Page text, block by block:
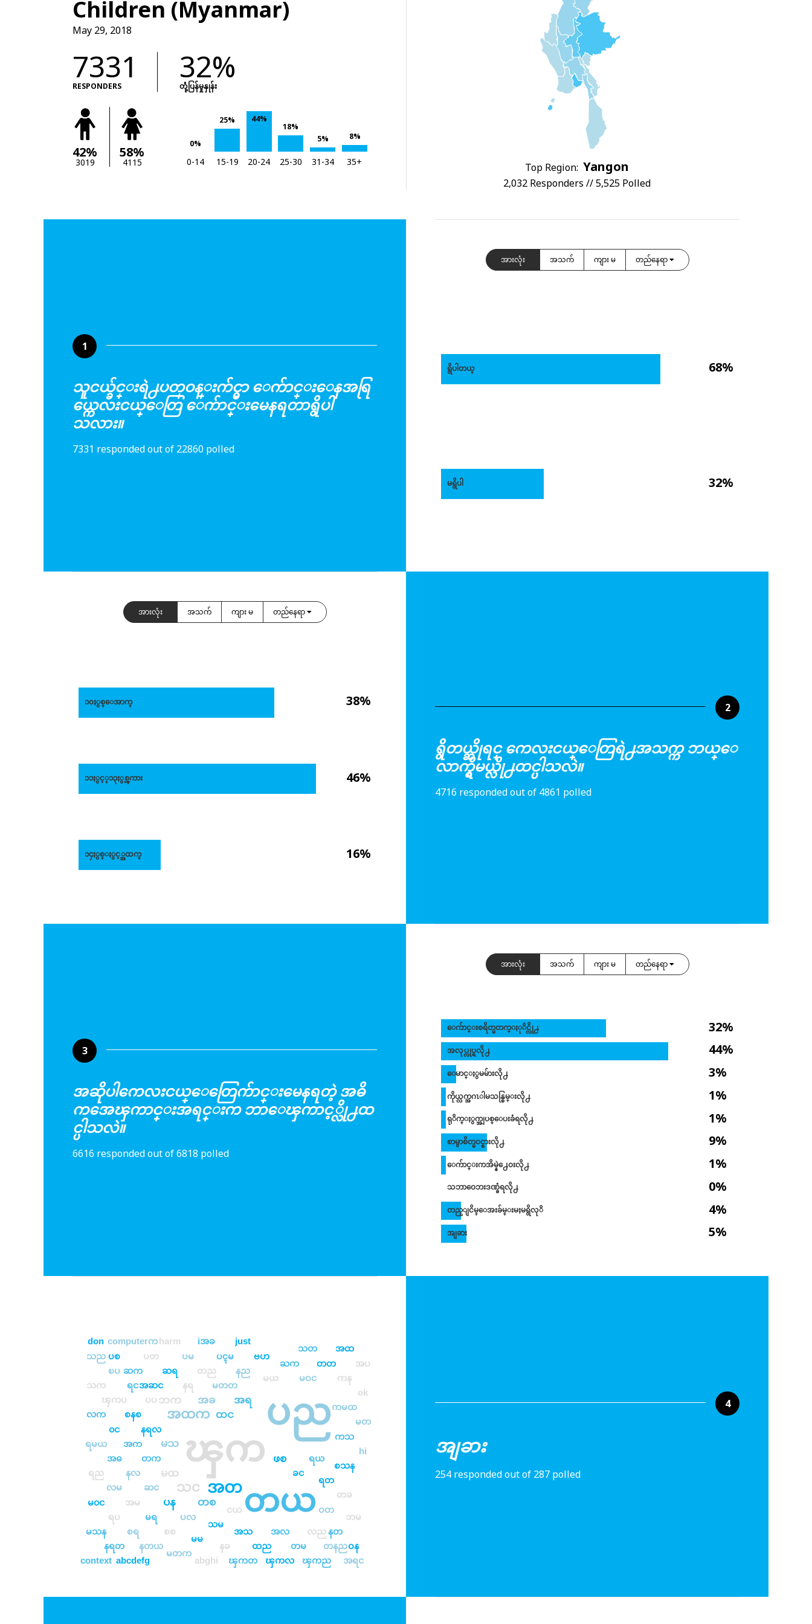
Children (Myanmar)
May 29, 2018
7331
RESPONDERS
32%
တုံံ့ပြန်မှုနှုန်း
42%
3019
58%
4115
0%
25% 44%
18%
5%
8%
0-14 15-19 20-24 25-30 31-34 35+ Top Region: Yangon
2,032 Responders // 5,525 Polled
1
သူငယ္ခ်င္းရဲ႕ပတ္ဝန္းက်င္မွာ ေက်ာင္းေနအရြ
ယ္ကေလးငယ္ေတြ ေက်ာင္းမေနရတာရွိပါ
သလား။
7331 responded out of 22860 polled
အားလုံး အသက် ကျား မ တည်နေရာ
68%
32%
ရွိပါတယ္
မရွိပါ
2
ရွိတယ္ဆိုရင္ ကေလးငယ္ေတြရဲ႕အသက္က ဘယ္ေ
လာက္ရွိမယ္လို႕ထင္ပါသလဲ။
4716 responded out of 4861 polled
အားလုံး အသက် ကျား မ တည်နေရာ
38%
46%
16%
၁၀ႏွစ္ေအာက္
၁၁ႏွင့္၁၃ႏွစ္ၾကား
၁၄ႏွစ္ႏွင့္အထက္
3
အဆိုပါကေလးငယ္ေတြေက်ာင္းမေနရတဲ့ အဓိ
ကအေၾကာင္းအရင္းက ဘာေၾကာင့္လို႕ထ
င္ပါသလဲ။
6616 responded out of 6818 polled
အားလုံး အသက် ကျား မ တည်နေရာ
32%
44%
3%
1%
1%
9%
1%
0%
4%
5%
ေက်ာင္းစရိတ္မတက္ႏုိင္လို႕
အလုပ္လုပ္ရလို႕
ေမာင္ႏွမမ်ားလို႕
ကိုယ္လက္အဂၤါမသန္စြမ္းလို႕
ရုိက္ႏွက္အျပစ္ေပးခံရလို႕
စာမွာစိတ္မဝင္စားလို႕
ေက်ာင္းကအိမ္နဲ႕ေဝးလို႕
သဘာဝေဘးဒဏ္ခံရလို႕
တည္ျငိမ္ေအးခ်မ္းမႈမရွိလုိ
အျခား
4
အျခား
254 responded out of 287 polled
ၾက
ပည
တယ
အတ
သင
အထက ထင
ဖစ
မထ
မသ
တစ
ပန
ဘက အခ အရ
ခင
ငယ
ဆင
တက
နရလ
ပပ
ပလ
မရ
အဆင နရ မတတ
ရယ
သမ
အမ
နလ
အက
စနစ
မယ မဝင
ရင
ရတ
လည
ဝတ
အလ
အသ
စစ
စရ
ဆက ဆရ တည နည
နတ
မမ
ရပ
လမ
အဓ
၀င
ၾကပ
ၿပ
ႀက တတ
ကန
ကမထ
ကသ
စသန
တခ
တနည
တမ
ထည
နခ
နတယ
နရတ
ပစ ပတ ပမ ပၚမ ဗဟ
ဘမ
မတက
မသန
မ၀င
ရည
ရမယ
လက
ဝန
သက
သည
သတ
အထ
အပ
အရင
ၾကည
ၾကလ
ok
မတ
ၾကတ
abcdefg abghi
computerက
context
don harm
hi
iအခ just